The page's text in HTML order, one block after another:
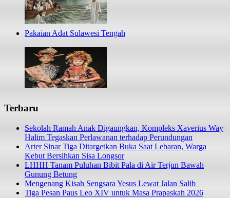
Pakaian Adat Sulawesi Tengah
Terbaru
Sekolah Ramah Anak Digaungkan, Kompleks Xaverius Way
Halim Tegaskan Perlawanan terhadap Perundungan
Arter Sinar Tiga Ditargetkan Buka Saat Lebaran, Warga
Kebut Bersihkan Sisa Longsor
LHHH Tanam Puluhan Bibit Pala di Air Terjun Bawah
Gunung Betung
Mengenang Kisah Sengsara Yesus Lewat Jalan Salib
Tiga Pesan Paus Leo XIV untuk Masa Prapaskah 2026